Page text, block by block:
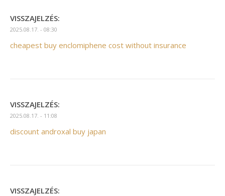
VISSZAJELZÉS:
2025.08.17. - 08:30
cheapest buy enclomiphene cost without insurance
VISSZAJELZÉS:
2025.08.17. - 11:08
discount androxal buy japan
VISSZAJELZÉS: